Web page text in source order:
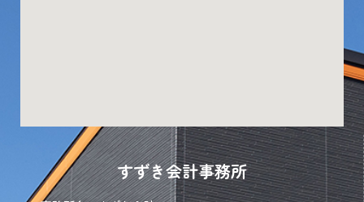
すずき会計事務所